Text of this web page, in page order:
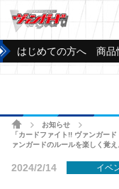
はじめての方へ 商品
ホームお知らせ
「カードファイト!! ヴァンガー
ァンガードのルールを楽しく覚え
2024/2/14 イベ